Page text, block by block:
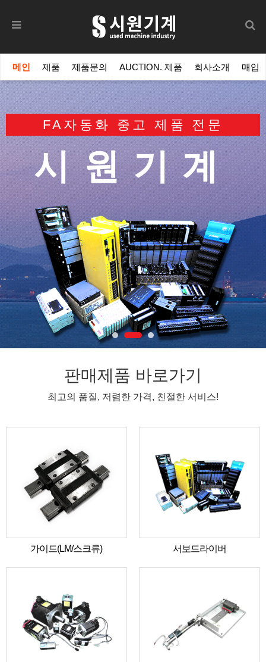
메인 제품 제품문의 AUCTION. 제품 회사소개 매입
FA자동화 중고 제품 전문
시원기계
FA자동화 중고 제품 전문
시원기계
판매제품 바로가기
최고의 품질, 저렴한 가격, 친절한 서비스!
가이드(LM/스크류) 서보드라이버